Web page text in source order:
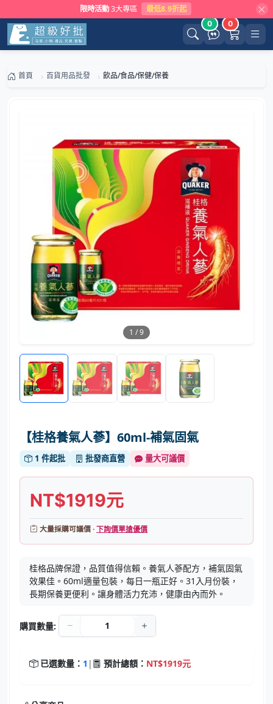
限時活動 3大專區 最低8.9折起
0 0
首頁 百貨用品批發 飲品/食品/保健/保養
1 /9
【桂格養氣人蔘】60ml-補氣固氣
1 件起批 批發商直營 量大可議價
NT$1919元
大量採購可議價 ·下詢價單搶優價
桂格品牌保證，品質值得信賴。養氣人蔘配方，補氣固氣
效果佳。60ml適量包裝，每日一瓶正好。31入月份裝，
長期保養更便利。讓身體活力充沛，健康由內而外。
購買數量:
已選數量： 1 | 預計總額： NT$1919元